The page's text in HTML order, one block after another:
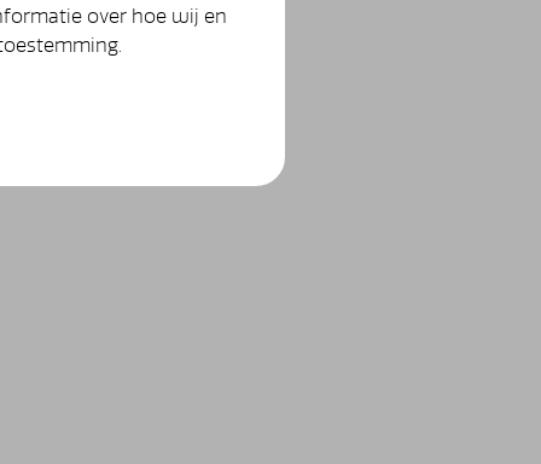
over hoe wij en